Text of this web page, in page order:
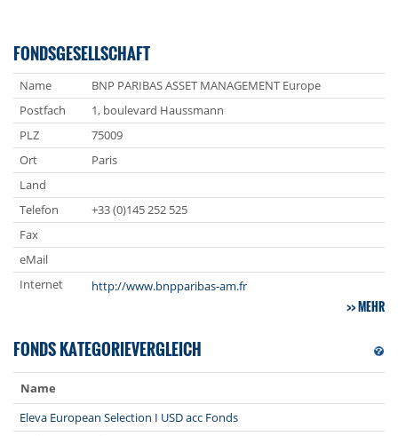
FONDSGESELLSCHAFT
Name
BNP PARIBAS ASSET MANAGEMENT Europe
Postfach
1, boulevard Haussmann
PLZ
75009
Ort
Paris
Land
Telefon
+33 (0)145 252 525
Fax
eMail
Internet
http://www.bnpparibas-am.fr
MEHR
FONDS KATEGORIEVERGLEICH
Name
Eleva European Selection I USD acc Fonds